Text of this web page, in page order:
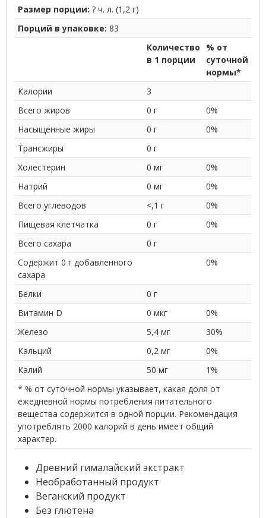
Размер порции: ? ч. л. (1,2 г)
Порций в упаковке: 83
Количество
в 1 порции
% от
суточной
нормы*
Калории
3
Всего жиров
0 г
0%
Насыщенные жиры
0 г
0%
Трансжиры
0 г
Холестерин
0 мг
0%
Натрий
0 мг
0%
Всего углеводов
<,1 г
0%
Пищевая клетчатка
0 г
0%
Всего сахара
0 г
Содержит 0 г добавленного
сахара
0%
Белки
0 г
Витамин D
0 мкг
0%
Железо
5,4 мг
30%
Кальций
0,2 мг
0%
Калий
50 мг
1%
* % от суточной нормы указывает, какая доля от
ежедневной нормы потребления питательного
вещества содержится в одной порции. Рекомендация
употреблять 2000 калорий в день имеет общий
характер.
Древний гималайский экстракт
Необработанный продукт
Веганский продукт
Без глютена